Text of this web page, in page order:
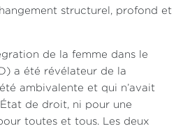
structurel, profond et
de la femme dans le
a été révélateur de la
ambivalente et qui n’avait
de droit, ni pour une
toutes et tous. Les deux